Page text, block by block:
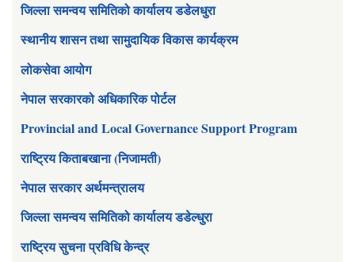
जिल्ला समन्वय समितिको कार्यालय डडेलधुरा
स्थानीय शासन तथा सामुदायिक विकास कार्यक्रम
लोकसेवा आयोग
नेपाल सरकारको अधिकारिक पोर्टल
Provincial and Local Governance Support Program
राष्ट्रिय किताबखाना (निजामती)
नेपाल सरकार अर्थमन्त्रालय
जिल्ला समन्वय समितिको कार्यालय डडेल्धुरा
राष्ट्रिय सुचना प्रविधि केन्द्र